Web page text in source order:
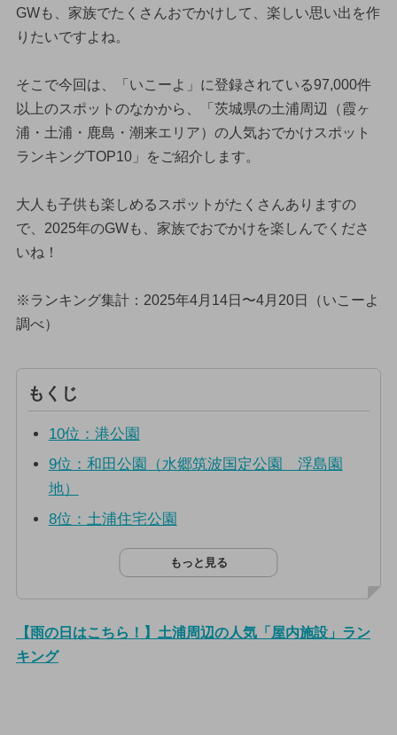
GWも、家族でたくさんおでかけして、楽しい思い出を作
りたいですよね。
そこで今回は、「いこーよ」に登録されている97,000件
以上のスポットのなかから、「茨城県の土浦周辺（霞ヶ
浦・土浦・鹿島・潮来エリア）の人気おでかけスポット
ランキングTOP10」をご紹介します。
大人も子供も楽しめるスポットがたくさんありますの
で、2025年のGWも、家族でおでかけを楽しんでくださ
いね！
※ランキング集計：2025年4月14日〜4月20日（いこーよ
調べ）
もくじ
10位：港公園
9位：和田公園（水郷筑波国定公園 浮島園
地）
8位：土浦住宅公園
もっと見る
【雨の日はこちら！】土浦周辺の人気「屋内施設」ラン
キング